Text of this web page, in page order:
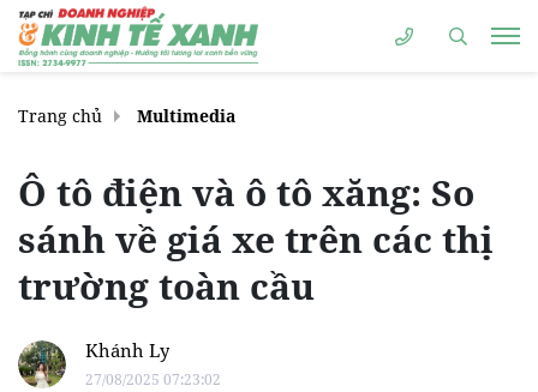
Trang chủ Multimedia
Ô tô điện và ô tô xăng: So
sánh về giá xe trên các thị
trường toàn cầu
Khánh Ly
27/08/2025 07:23:02